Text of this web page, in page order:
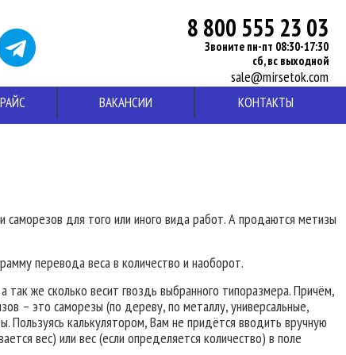
8 800 555 23 03
Звоните пн-пт 08:30-17:30
сб, вс выходной
sale@mirsetok.com
ВАКАНСИИ КОНТАКТЫ
саморезов для того или иного вида работ. А продаются метизы
перевода веса в количество и наоборот.
же сколько весит гвоздь выбранного типоразмера. Причём,
– это саморезы (по дереву, по металлу, универсальные,
калькулятором, Вам не придётся вводить вручную
вес) или вес (если определяется количество) в поле